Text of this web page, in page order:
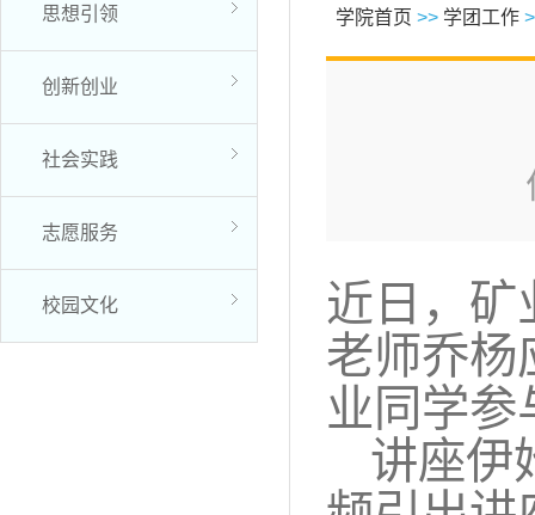
思想引领
创新创业
社会实践
志愿服务
校园文化
学院首页 >> 学团工作
近日 ，
老师乔杨
业同学
讲座伊